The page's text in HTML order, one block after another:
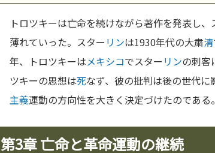
トロツキーは亡命を続けながら著作を発表し、
薄れていった。スター リンは1930年代の大粛清
年、トロツキーはメキシコでスター リンの刺客
ツキーの思想は死なず、彼の批判は後の世代
主義運動の方向性を大きく決定づけたのである。
第3章 亡命と革命運動の継続